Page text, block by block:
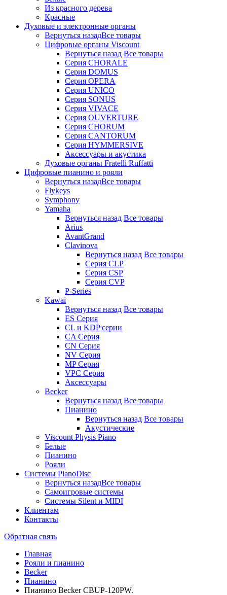
Из красного дерева
Красные
Духовые и электронные органы
Вернуться назадВсе товары
Цифровые органы Viscount
Вернуться назад Все товары
Серия CHORALE
Серия DOMUS
Серия OPERA
Серия UNICO
Серия SONUS
Серия VIVACE
Серия OUVERTURE
Серия CHORUM
Серия CANTORUM
Серия HYMMERSIVE
Аксессуары и акустика
Духовые органы Fratelli Ruffatti
Цифровые пианино и рояли
Вернуться назадВсе товары
Flykeys
Symphony
Yamaha
Вернуться назад Все товары
Arius
AvantGrand
Clavinova
Вернуться назад Все товары
Серия CLP
Серия CSP
Серия CVP
P-Series
Kawai
Вернуться назад Все товары
ES Серия
CL и KDP серии
CA Серия
CN Серия
NV Серия
MP Серия
VPC Серия
Аксессуары
Becker
Вернуться назад Все товары
Пианино
Вернуться назад Все товары
Акустические
Viscount Physis Piano
Белые
Пианино
Рояли
Системы PianoDisc
Вернуться назадВсе товары
Самоигровые системы
Системы Silent и MIDI
Клиентам
Контакты
Обратная связь
Главная
Рояли и пианино
Becker
Пианино
Пианино Becker CBUP-120PW.